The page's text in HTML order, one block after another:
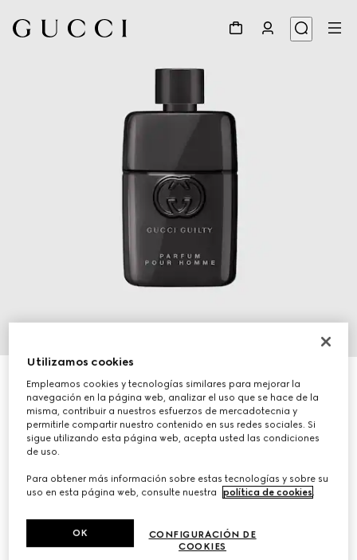
Gucci Guilty Parfum Pour Homme, 50 ml
€ 120
Utilizamos cookies
Empleamos cookies y tecnologías similares para mejorar la
navegación en la página web, analizar el uso que se hace de la
misma, contribuir a nuestros esfuerzos de mercadotecnia y
permitirle compartir nuestro contenido en sus redes sociales. Si
sigue utilizando esta página web, acepta usted las condiciones
de uso.
Para obtener más información sobre estas tecnologías y sobre su
uso en esta página web, consulte nuestra
política de cookies
CONFIGURACIÓN DE
COOKIES
OK